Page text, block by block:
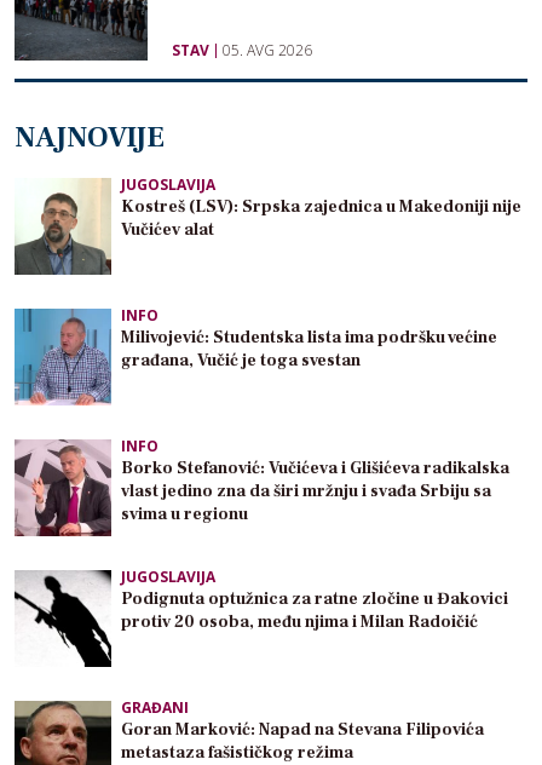
STAV 05. AVG 2026
NAJNOVIJE
JUGOSLAVIJA
Kostreš (LSV): Srpska zajednica u Makedoniji nije
Vučićev alat
INFO
Milivojević: Studentska lista ima podršku većine
građana, Vučić je toga svestan
INFO
Borko Stefanović: Vučićeva i Glišićeva radikalska
vlast jedino zna da širi mržnju i svađa Srbiju sa
svima u regionu
JUGOSLAVIJA
Podignuta optužnica za ratne zločine u Đakovici
protiv 20 osoba, među njima i Milan Radoičić
GRAĐANI
Goran Marković: Napad na Stevana Filipovića
metastaza fašističkog režima